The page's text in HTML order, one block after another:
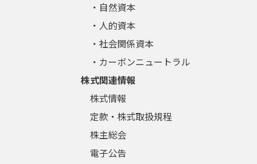
・自然資本
・人的資本
・社会関係資本
・カーボンニュートラル
株式関連情報
株式情報
定款・株式取扱規程
株主総会
電子公告